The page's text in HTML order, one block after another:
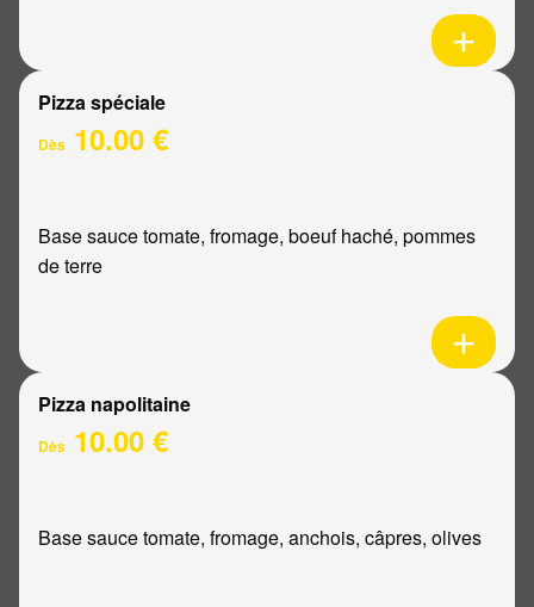
Pizza spéciale
Dès 10.00 €
Base sauce tomate, fromage, boeuf haché, pommes
de terre
Pizza napolitaine
Dès 10.00 €
Base sauce tomate, fromage, anchois, câpres, olives